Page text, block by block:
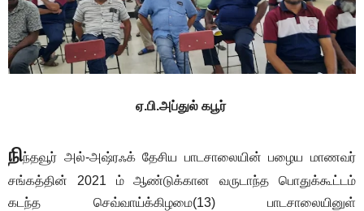
ஏ.பி.அப்துல் கபூர்
நிந்தவூர் அல்-அஷ்ரஃக் தேசிய பாடசாலையின் பழைய மாணவர்
சங்கத்தின் 2021 ம் ஆண்டுக்கான வருடாந்த பொதுக்கூட்டம்
கடந்த செவ்வாய்க்கிழமை(13) பாடசாலையினுள்